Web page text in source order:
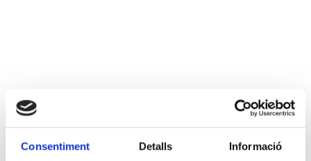
Consentiment Detalls Informació